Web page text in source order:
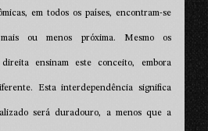
em todos os países, encontram-se
ou menos próxima. Mesmo os
ensinam este conceito, embora
Esta interdependência significa
será duradouro, a menos que a